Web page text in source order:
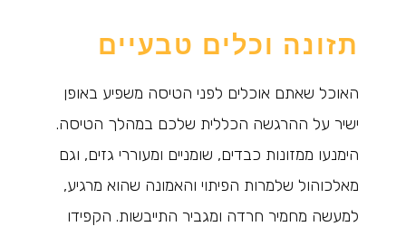
תזונה וכלים טבעיים
האוכל שאתם אוכלים לפני הטיסה משפיע באופן
ישיר על ההרגשה הכללית שלכם במהלך הטיסה.
הימנעו ממזונות כבדים, שומניים ומעוררי גזים, וגם
מאלכוהול שלמרות הפיתוי והאמונה שהוא מרגיע,
למעשה מחמיר חרדה ומגביר התייבשות. הקפידו